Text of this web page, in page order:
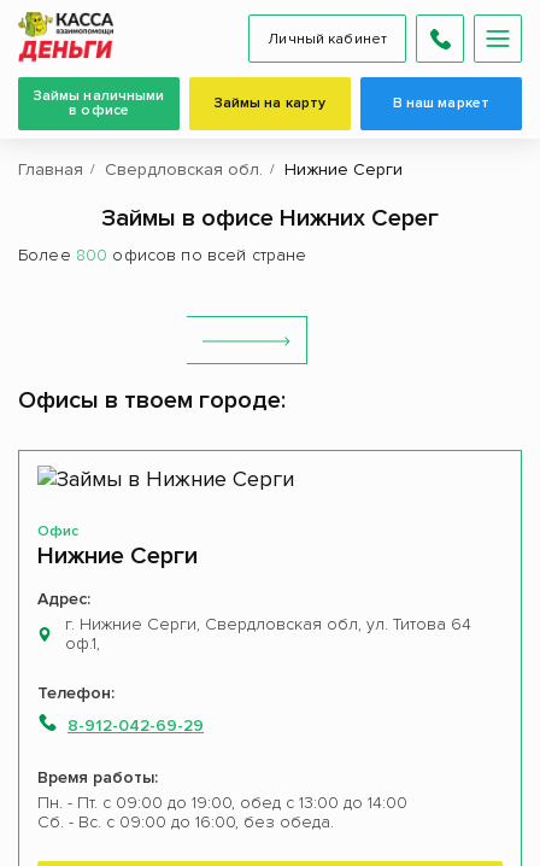
Личный кабинет
Займы наличными
в офисе
Займы на карту В наш маркет
Главная Свердловская обл. Нижние Серги
Займы в офисе Нижних Серег
Более 800 офисов по всей стране
Офисы в твоем городе:
Офис
Нижние Серги
Адрес:
г. Нижние Серги, Свердловская обл, ул. Титова 64
оф.1,
Телефон:
8-912-042-69-29
Время работы:
Пн. - Пт. с 09:00 до 19:00, обед с 13:00 до 14:00
Сб. - Вс. с 09:00 до 16:00, без обеда.